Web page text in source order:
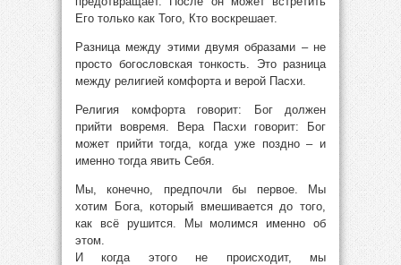
Его только как Того, Кто воскрешает.
Разница между этими двумя образами – не
просто богословская тонкость. Это разница
между религией комфорта и верой Пасхи.
Религия комфорта говорит: Бог должен
прийти вовремя. Вера Пасхи говорит: Бог
может прийти тогда, когда уже поздно – и
именно тогда явить Себя.
Мы, конечно, предпочли бы первое. Мы
хотим Бога, который вмешивается до того,
как всё рушится. Мы молимся именно об
этом.
И когда этого не происходит, мы